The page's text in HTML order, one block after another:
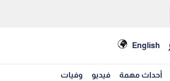
English
أحداث مهمة فيديو وفيات